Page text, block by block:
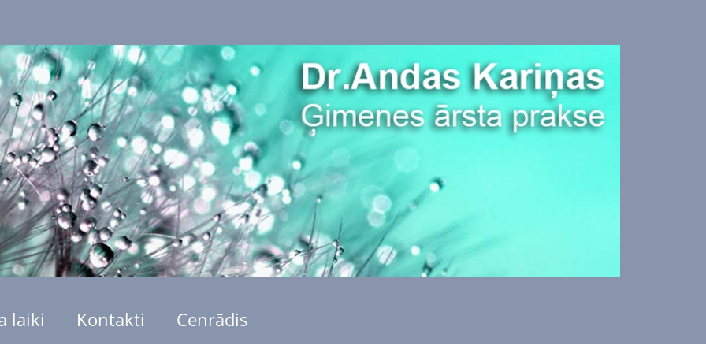
laiki Kontakti Cenrādis